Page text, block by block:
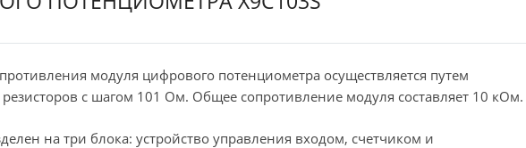
модуля цифрового потенциометра осуществляется путем
с шагом 101 Ом. Общее сопротивление модуля составляет 10 кОм.
на три блока: устройство управления входом, счетчиком и